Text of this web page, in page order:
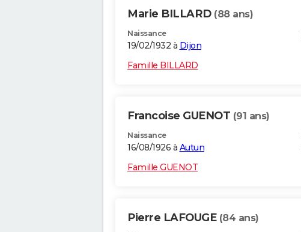
Marie BILLARD (88 ans)
Naissance
19/02/1932 à Dijon
Famille BILLARD
Francoise GUENOT (91 ans)
Naissance
16/08/1926 à Autun
Famille GUENOT
Pierre LAFOUGE (84 ans)